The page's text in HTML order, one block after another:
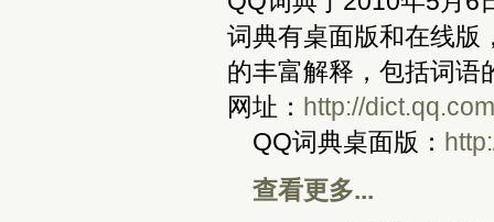
词典有桌面版和在线版
的丰富解释，包括词语
网址： http://dict.qq.com
QQ词典桌面版：
查看更多...